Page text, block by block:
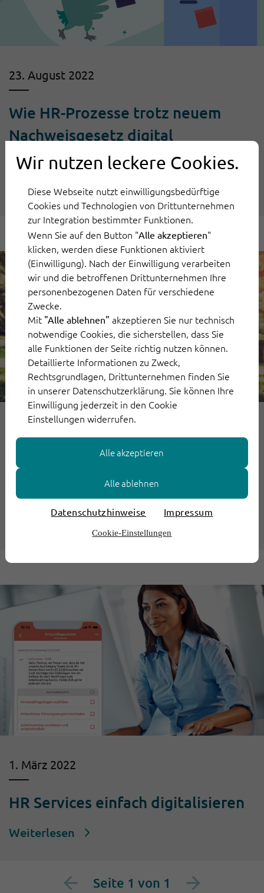
Wir nutzen leckere Cookies.
Diese Webseite nutzt einwilligungsbedürftige
Cookies und Technologien von Drittunternehmen
zur Integration bestimmter Funktionen.
Wenn Sie auf den Button "Alle akzeptieren"
klicken, werden diese Funktionen aktiviert
(Einwilligung). Nach der Einwilligung verarbeiten
wir und die betroffenen Drittunternehmen Ihre
personenbezogenen Daten für verschiedene
Zwecke.
Mit "Alle ablehnen" akzeptieren Sie nur technisch
notwendige Cookies, die sicherstellen, dass Sie
alle Funktionen der Seite richtig nutzen können.
Detaillierte Informationen zu Zweck,
Rechtsgrundlagen, Drittunternehmen finden Sie
in unserer Datenschutzerklärung. Sie können Ihre
Einwilligung jederzeit in den Cookie
Einstellungen widerrufen.
Datenschutzhinweise Impressum
Cookie-Einstellungen
Alle ablehnen
Alle akzeptieren
23. August 2022
Wie HR-Prozesse trotz neuem
Nachweisgesetz digital
funktionieren können
Weiterlesen
In eine Zukunft ohne Papierkram
für Versicherungen
Weiterlesen
1. März 2022
HR Services einfach digitalisieren
Weiterlesen
Seite 1 von 1